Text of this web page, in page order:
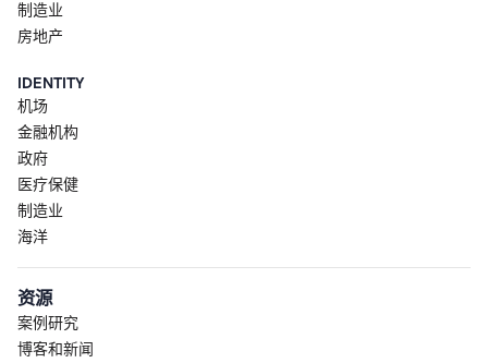
制造业
房地产
IDENTITY
机场
金融机构
政府
医疗保健
制造业
海洋
资源
案例研究
博客和新闻